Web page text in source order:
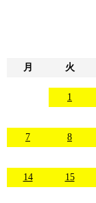
月 火
1
7 8
14 15